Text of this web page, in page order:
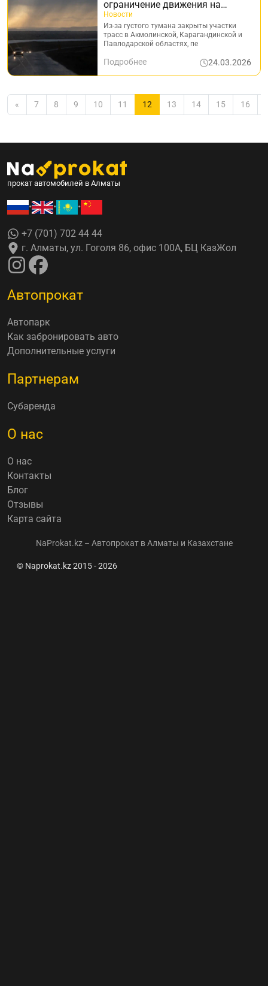
ограничение движения на
участках автодорог в некоторых
областях
Новости
Из-за густого тумана закрыты участки
трасс в Акмолинской, Карагандинской и
Павлодарской областях, пе
Подробнее 24.03.2026
« 7 8 9 10 11 12 13 14 15 16
прокат автомобилей в Алматы
• • •
+7 (701) 702 44 44
г. Алматы, ул. Гоголя 86, офис 100А, БЦ КазЖол
Автопрокат
Автопарк
Как забронировать авто
Дополнительные услуги
Партнерам
Субаренда
О нас
О нас
Контакты
Блог
Отзывы
Карта сайта
NaProkat.kz – Автопрокат в Алматы и Казахстане
© Naprokat.kz 2015 - 2026